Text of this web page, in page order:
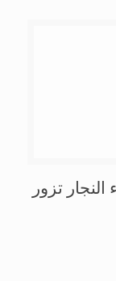
تزور